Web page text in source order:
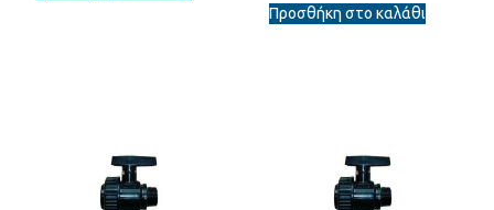
Προσθήκη στο καλάθι